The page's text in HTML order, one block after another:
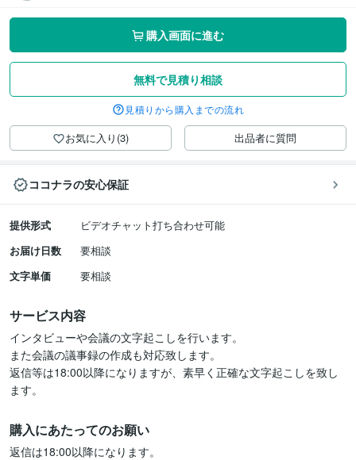
購入画面に進む
無料で見積り相談
見積りから購入までの流れ
お気に入り(3) 出品者に質問
ココナラの安心保証
提供形式
ビデオチャット打ち合わせ可能
お届け日数
要相談
文字単価
要相談
サービス内容
インタビューや会議の文字起こしを行います。
また会議の議事録の作成も対応致します。
返信等は18:00以降になりますが、素早く正確な文字起こしを致し
ます。
購入にあたってのお願い
返信は18:00以降になります。